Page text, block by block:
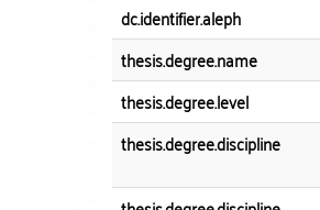
dc.identifier.aleph
thesis.degree.name
thesis.degree.level
thesis.degree.discipline